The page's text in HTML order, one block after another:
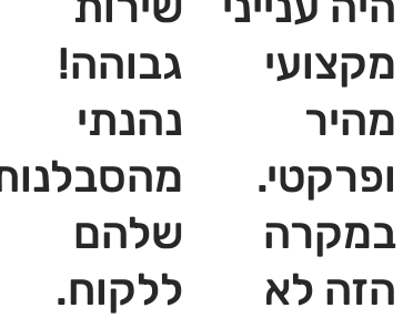
גבוהה!
נהנתי
שלהם
ללקוח.
מקצועי
מהיר
ופרקטי.
במקרה
הזה לא